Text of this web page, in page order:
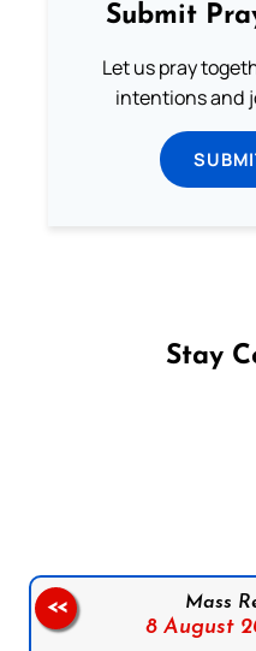
Submit
Let us pray
intentions and
Stay
Mass
8 August
<<